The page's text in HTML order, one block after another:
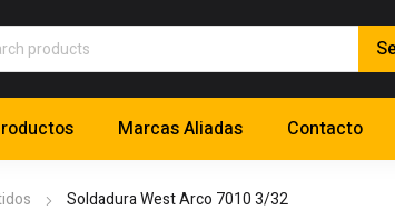
Marcas Aliadas Contacto
Soldadura West Arco 7010 3/32